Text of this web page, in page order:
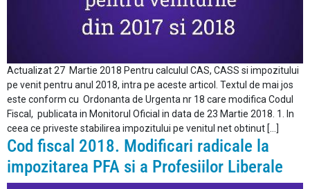
Actualizat 27 Martie 2018 Pentru calculul CAS, CASS si impozitului
pe venit pentru anul 2018, intra pe aceste articol. Textul de mai jos
este conform cu Ordonanta de Urgenta nr 18 care modifica Codul
Fiscal, publicata in Monitorul Oficial in data de 23 Martie 2018. 1. In
ceea ce priveste stabilirea impozitului pe venitul net obtinut […]
Cod fiscal 2018. Modificari radicale la
impozitarea PFA si a Profesiilor Liberale